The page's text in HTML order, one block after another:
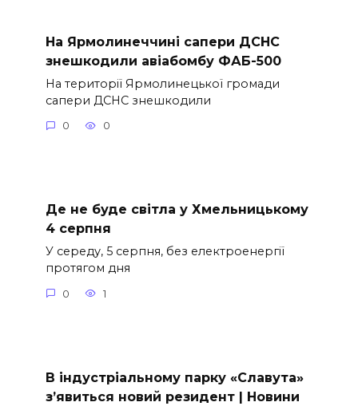
На Ярмолинеччині сапери ДСНС
знешкодили авіабомбу ФАБ-500
На території Ярмолинецької громади
сапери ДСНС знешкодили
0 0
Де не буде світла у Хмельницькому
4 серпня
У середу, 5 серпня, без електроенергії
протягом дня
0 1
В індустріальному парку «Славута»
з’явиться новий резидент | Новини